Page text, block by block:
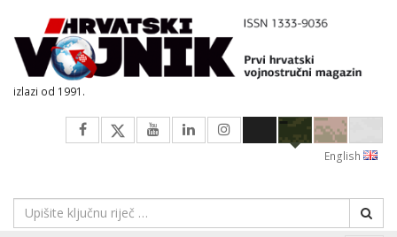
izlazi od 1991.
English